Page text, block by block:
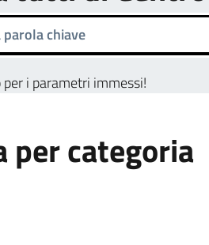
i parametri immessi!
per categoria